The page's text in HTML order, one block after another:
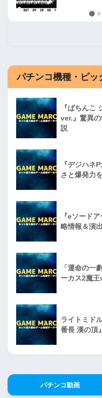
パチンコ機種・ピッ
『ぱちんこ
ver.』驚異
説
『デジハネ
さと爆発力
『eソード
略情報＆演
「運命の一
ーカス2魔
ライトミド
番長 漢の頂
パチンコ動画